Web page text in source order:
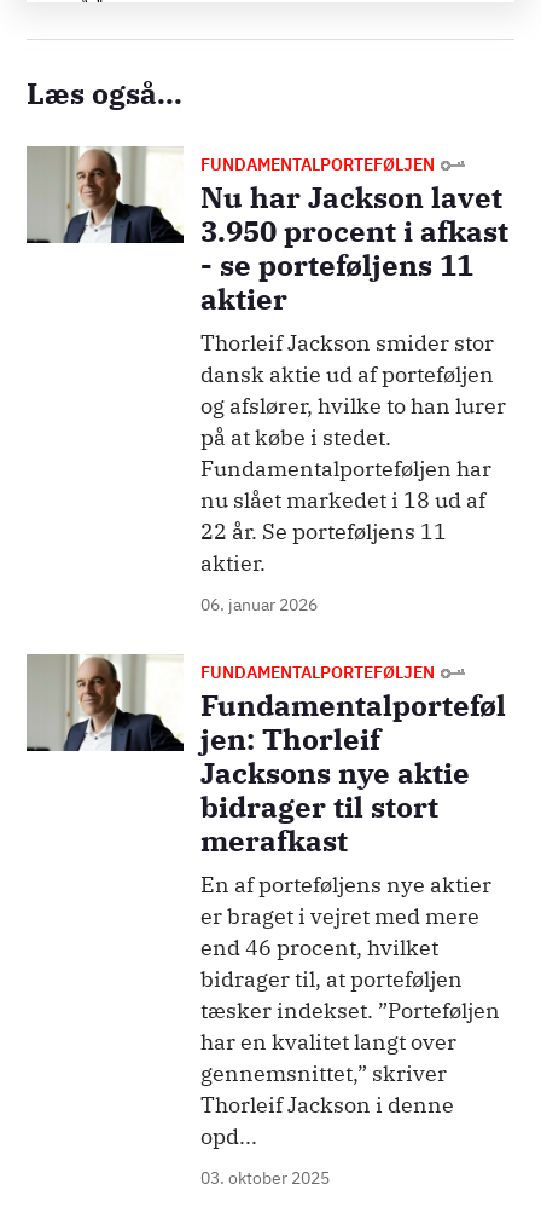
Læs også...
Billede FUNDAMENTALPORTEFØLJEN
Nu har Jackson lavet
3.950 procent i afkast
- se porteføljens 11
aktier
Thorleif Jackson smider stor
dansk aktie ud af porteføljen
og afslører, hvilke to han lurer
på at købe i stedet.
Fundamentalporteføljen har
nu slået markedet i 18 ud af
22 år. Se porteføljens 11
aktier.
06. januar 2026
Billede FUNDAMENTALPORTEFØLJEN
Fundamentalporteføl
jen: Thorleif
Jacksons nye aktie
bidrager til stort
merafkast
En af porteføljens nye aktier
er braget i vejret med mere
end 46 procent, hvilket
bidrager til, at porteføljen
tæsker indekset. ”Porteføljen
har en kvalitet langt over
gennemsnittet,” skriver
Thorleif Jackson i denne
opd...
03. oktober 2025